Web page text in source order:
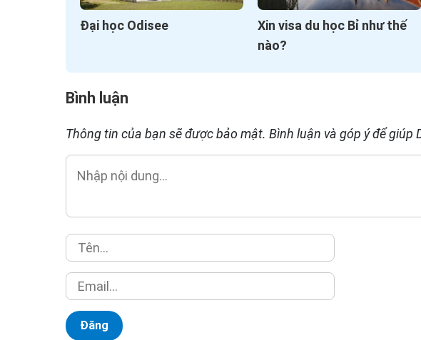
Đại học Odisee
Xin visa du học Bỉ như thế
nào?
Bình luận
Thông tin của bạn sẽ được bảo mật. Bình luận và góp ý để giúp